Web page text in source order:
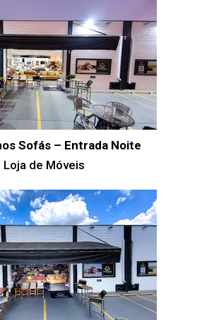
Sofás – Entrada Noite
Loja de Móveis